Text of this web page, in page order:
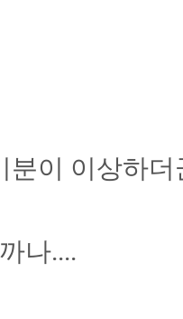
분이 이상하더
나....